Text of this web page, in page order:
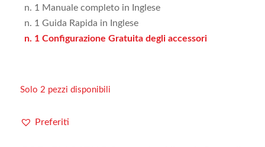
n. 1 Manuale completo in Inglese
n. 1 Guida Rapida in Inglese
n. 1 Configurazione Gratuita degli accessori
Solo 2 pezzi disponibili
Preferiti